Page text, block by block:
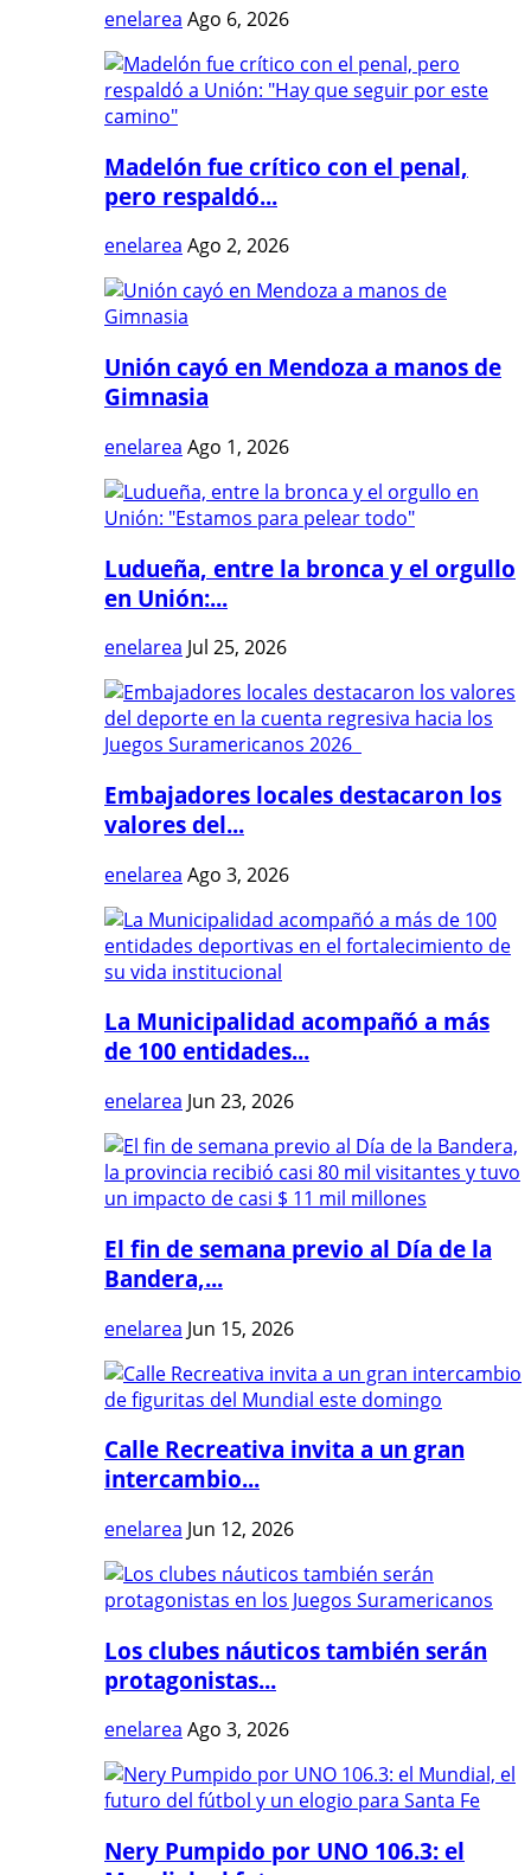
enelarea Ago 6, 2026
Madelón fue crítico con el penal,
pero respaldó...
enelarea Ago 2, 2026
Unión cayó en Mendoza a manos de
Gimnasia
enelarea Ago 1, 2026
Ludueña, entre la bronca y el orgullo
en Unión:...
enelarea Jul 25, 2026
Embajadores locales destacaron los
valores del...
enelarea Ago 3, 2026
La Municipalidad acompañó a más
de 100 entidades...
enelarea Jun 23, 2026
El fin de semana previo al Día de la
Bandera,...
enelarea Jun 15, 2026
Calle Recreativa invita a un gran
intercambio...
enelarea Jun 12, 2026
Los clubes náuticos también serán
protagonistas...
enelarea Ago 3, 2026
Nery Pumpido por UNO 106.3: el